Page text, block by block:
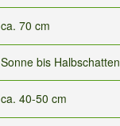
ca. 70 cm
Sonne bis Halbschatten
ca. 40-50 cm